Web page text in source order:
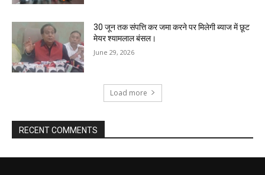
30 जून तक संपत्ति कर जमा करने पर मिलेगी ब्याज में छूट
मेयर श्यामलाल बंसल।
June 29, 2026
Load more
RECENT COMMENTS